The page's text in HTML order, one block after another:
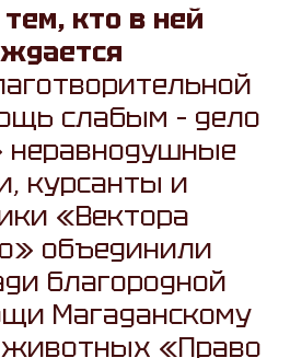
кто в ней
слабым – дело
неравнодушные
курсанты и
«Вектора
объединили
благородной
Магаданскому
«Право